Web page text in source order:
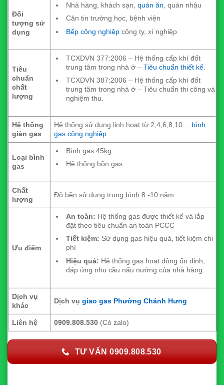
Đối
tượng sử
dụng
Nhà hàng, khách sạn, quán ăn , quán nhậu
Căn tin trường học, bệnh viện
Bếp công nghiệpcông ty, xí nghiệp
Tiêu
chuẩn
chất
lượng
TCXDVN 377:2006 – Hệ thống cấp khí đốt
trung tâm trong nhà ở – Tiêu chuẩn thiết kế.
TCXDVN 387:2006 – Hệ thống cấp khí đốt
trung tâm trong nhà ở – Tiêu chuẩn thi công và
nghiệm thu.
Hệ thống
giàn gas
Hệ thống sử dụng linh hoạt từ 2,4,6,8,10… bình
gas công nghiệp
Loại bình
gas
Bình gas 45kg
Hệ thống bồn gas
Chất
lượng
Độ bền sử dụng trung bình 8 -10 năm
Ưu điểm
An toàn: Hệ thống gas được thiết kế và lắp
đặt theo tiêu chuẩn an toàn PCCC
Tiết kiệm: Sử dụng gas hiệu quả, tiết kiệm chi
phí
Hiệu quả: Hệ thống gas hoạt động ổn định,
đáp ứng nhu cầu nấu nướng của nhà hàng
Dịch vụ
khác
Dịch vụgiao gas Phường Chánh Hưng
Liên hệ 0909.808.530 (Có zalo)
TƯ VẤN 0909.808.530